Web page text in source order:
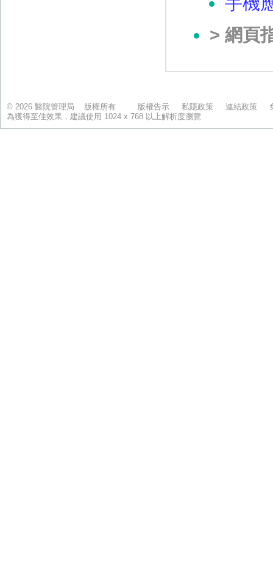
© 2026 醫院管理局 版權所有 版權告示 私隱政策 連結政策
為獲得至佳效果，建議使用 1024 x 768 以上解析度瀏覽